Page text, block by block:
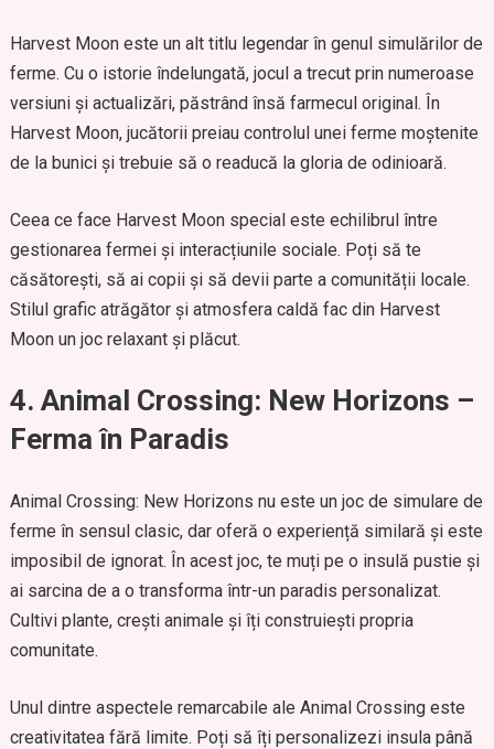
Harvest Moon este un alt titlu legendar în genul simulărilor de
ferme. Cu o istorie îndelungată, jocul a trecut prin numeroase
versiuni și actualizări, păstrând însă farmecul original. În
Harvest Moon, jucătorii preiau controlul unei ferme moștenite
de la bunici și trebuie să o readucă la gloria de odinioară.
Ceea ce face Harvest Moon special este echilibrul între
gestionarea fermei și interacțiunile sociale. Poți să te
căsătorești, să ai copii și să devii parte a comunității locale.
Stilul grafic atrăgător și atmosfera caldă fac din Harvest
Moon un joc relaxant și plăcut.
4. Animal Crossing: New Horizons –
Ferma în Paradis
Animal Crossing: New Horizons nu este un joc de simulare de
ferme în sensul clasic, dar oferă o experiență similară și este
imposibil de ignorat. În acest joc, te muți pe o insulă pustie și
ai sarcina de a o transforma într-un paradis personalizat.
Cultivi plante, crești animale și îți construiești propria
comunitate.
Unul dintre aspectele remarcabile ale Animal Crossing este
creativitatea fără limite. Poți să îți personalizezi insula până